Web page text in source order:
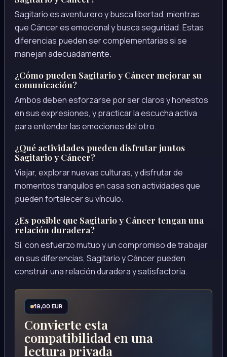
Sagitario es aventurero y busca libertad, mientras
que Cáncer es emocional y busca seguridad. Estas
diferencias pueden ser complementarias si se
manejan adecuadamente.
¿Cómo pueden Sagitario y Cáncer mejorar su
comunicación?
Ambos deben esforzarse por ser claros y honestos
en sus expresiones, y practicar la escucha activa
para entender las emociones del otro.
¿Qué actividades pueden disfrutar juntos
Sagitario y Cáncer?
Viajar, explorar nuevas culturas, y disfrutar de
momentos tranquilos en casa son actividades que
pueden fortalecer su vínculo.
¿Es posible que Sagitario y Cáncer tengan una
relación duradera?
Sí, con esfuerzo mutuo y un compromiso de trabajar
en sus diferencias, Sagitario y Cáncer pueden
construir una relación duradera y satisfactoria.
19,00 EUR
Convierte esta
compatibilidad en una
lectura privada